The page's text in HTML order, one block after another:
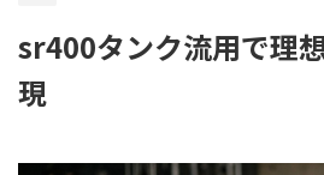
sr400タンク流用で理
現